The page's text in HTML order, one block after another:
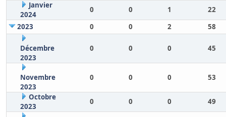
Janvier
2024
0 0 1
22
2023
0 0 2 58
Décembre
2023
0 0 0 45
Novembre
2023
0 0 0 53
Octobre
2023
0 0 0 49